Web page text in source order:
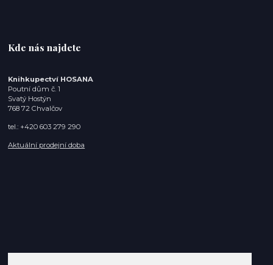
Kde nás najdete
Knihkupectví HOSANA
Poutní dům č. 1
Svatý Hostýn
768 72 Chvalčov
tel.: +420 603 279 290
Aktuální prodejní doba